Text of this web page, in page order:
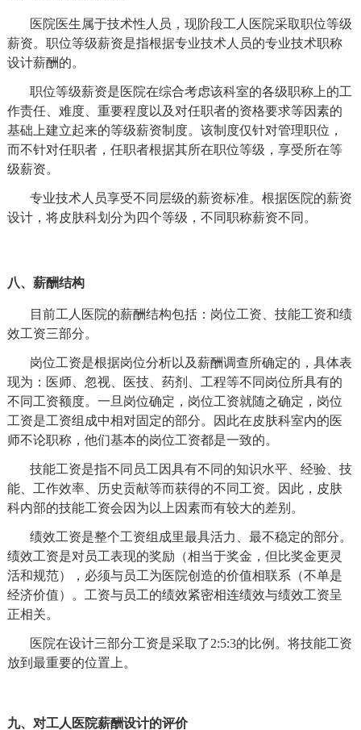
医院医生属于技术性人员，现阶段工人医院采取职位等级
薪资。职位等级薪资是指根据专业技术人员的专业技术职称
设计薪酬的。
职位等级薪资是医院在综合考虑该科室的各级职称上的工
作责任、难度、重要程度以及对任职者的资格要求等因素的
基础上建立起来的等级薪资制度。该制度仅针对管理职位，
而不针对任职者，任职者根据其所在职位等级，享受所在等
级薪资。
专业技术人员享受不同层级的薪资标准。根据医院的薪资
设计，将皮肤科划分为四个等级，不同职称薪资不同。
八、薪酬结构
目前工人医院的薪酬结构包括：岗位工资、技能工资和绩
效工资三部分。
岗位工资是根据岗位分析以及薪酬调查所确定的，具体表
现为：医师、忽视、医技、药剂、工程等不同岗位所具有的
不同工资额度。一旦岗位确定，岗位工资就随之确定，岗位
工资是工资组成中相对固定的部分。因此在皮肤科室内的医
师不论职称，他们基本的岗位工资都是一致的。
技能工资是指不同员工因具有不同的知识水平、经验、技
能、工作效率、历史贡献等而获得的不同工资。因此，皮肤
科内部的技能工资会因为以上因素而有较大的差别。
绩效工资是整个工资组成里最具活力、最不稳定的部分。
绩效工资是对员工表现的奖励（相当于奖金，但比奖金更灵
活和规范），必须与员工为医院创造的价值相联系（不单是
经济价值）。工资与员工的绩效紧密相连绩效与绩效工资呈
正相关。
医院在设计三部分工资是采取了2:5:3的比例。将技能工资
放到最重要的位置上。
九、对工人医院薪酬设计的评价